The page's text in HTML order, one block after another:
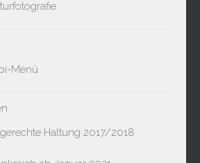
Menü
Haltung 2017/2018